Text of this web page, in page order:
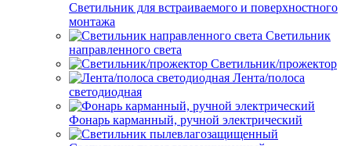
Светильник для встраиваемого и поверхностного
монтажа
Светильник
направленного света
Светильник/прожектор
Лента/полоса
светодиодная
Фонарь карманный, ручной электрический